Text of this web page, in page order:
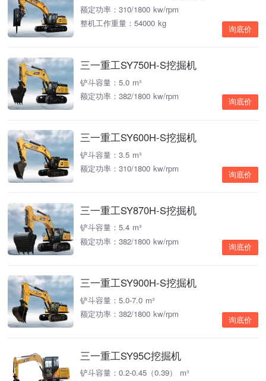
额定功率：310/1800 kw/rpm
整机工作重量：54000 kg
询底价
三一重工SY750H-S挖掘机
铲斗容量：5.0 m³
额定功率：382/1800 kw/rpm
询底价
三一重工SY600H-S挖掘机
铲斗容量：3.5 m³
额定功率：310/1800 kw/rpm
询底价
三一重工SY870H-S挖掘机
铲斗容量：5.4 m³
额定功率：382/1800 kw/rpm
询底价
三一重工SY900H-S挖掘机
铲斗容量：5.0-7.0 m³
额定功率：382/1800 kw/rpm
询底价
三一重工SY95C挖掘机
铲斗容量：0.2-0.45（0.39） m³